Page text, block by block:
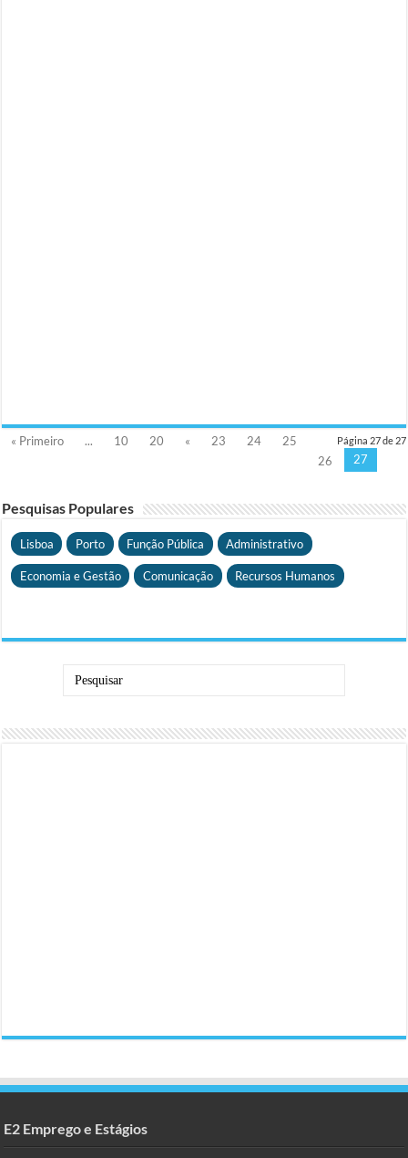
Página 27 de 27
« Primeiro ... 10 20 « 23 24
25
26
27
Pesquisas Populares
Lisboa Porto Função Pública Administrativo
Economia e Gestão Comunicação Recursos Humanos
E2 Emprego e Estágios